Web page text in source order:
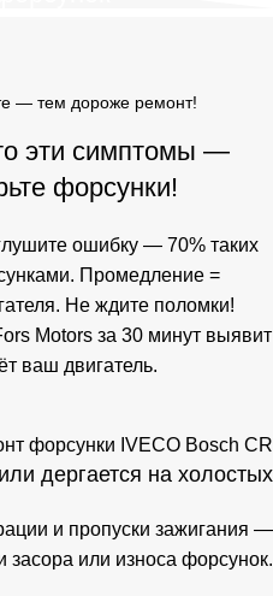
— тем дороже ремонт!
эти симптомы —
форсунки!
ошибку — 70% таких
Промедление =
Не ждите поломки!
Motors за 30 минут выявит
ваш двигатель.
дергается на холостых
и пропуски зажигания —
засора или износа форсунок.